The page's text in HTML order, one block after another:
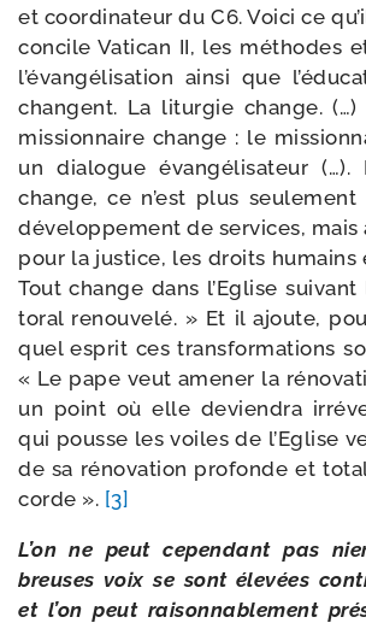
et coor­di­na­teur du C6. Voici ce
concile Vatican II, les méthodes
l’évangélisation ain­si que
changent. La litur­gie change.
mis­sion­naire change : le
un dia­logue évan­gé­li­sa­teur (…).
change, ce n’est plus
déve­lop­pe­ment de ser­vices, mais
pour la jus­tice, les droits humains
Tout change dans l’Eglise
to­ral renou­ve­lé. » Et il ajoute,
quel esprit ces trans­for­ma­tions
« Le pape veut ame­ner la
un point où elle devien­dra
qui pousse les voiles de l’Eglise
de sa réno­va­tion pro­fonde et
corde ». [3]
L’on ne peut cepen­dant pas
breuses voix se sont éle­vées
et l’on peut rai­son­na­ble­ment